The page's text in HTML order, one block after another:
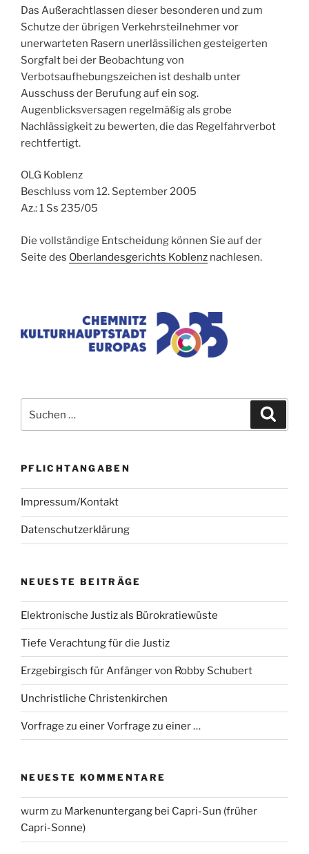
Das Außerachtlassen dieser besonderen und zum
Schutze der übrigen Verkehrsteilnehmer vor
unerwarteten Rasern unerlässilichen gesteigerten
Sorgfalt bei der Beobachtung von
Verbotsaufhebungszeichen ist deshalb unter
Ausschuss der Berufung auf ein sog.
Augenblicksversagen regelmäßig als grobe
Nachlässigkeit zu bewerten, die das Regelfahrverbot
rechtfertigt.
OLG Koblenz
Beschluss vom 12. September 2005
Az.: 1 Ss 235/05
Die vollständige Entscheidung können Sie auf der
Seite des Oberlandesgerichts Koblenz nachlesen.
nach:
PFLICHTANGABEN
Impressum/Kontakt
Datenschutzerklärung
NEUESTE BEITRÄGE
Elektronische Justiz als Bürokratiewüste
Tiefe Verachtung für die Justiz
Erzgebirgisch für Anfänger von Robby Schubert
Unchristliche Christenkirchen
Vorfrage zu einer Vorfrage zu einer …
NEUESTE KOMMENTARE
wurm zu Markenuntergang bei Capri-Sun (früher
Capri-Sonne)